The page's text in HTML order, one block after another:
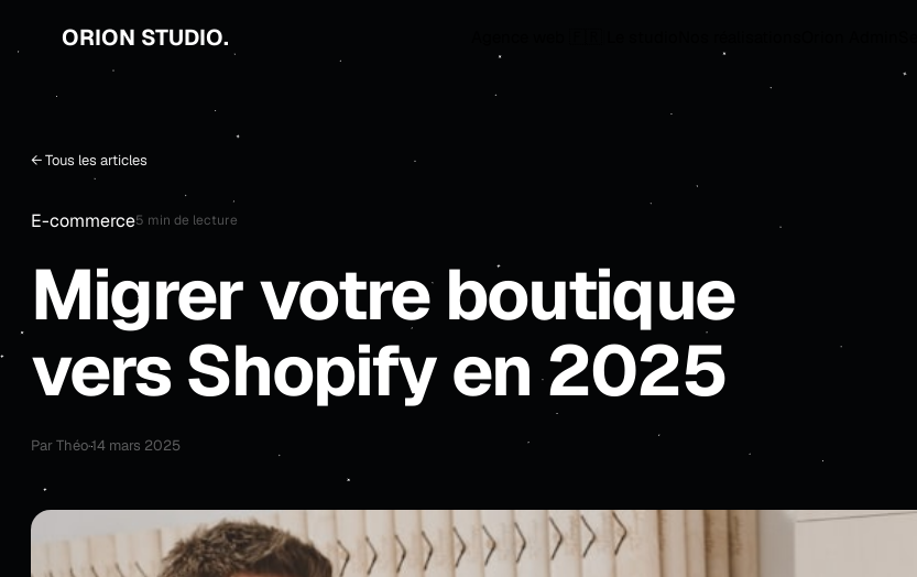
ORION STUDIO.
← Tous les articles
E-commerce5 min de lecture
Migrer votre boutique
vers Shopify en 2025
ParThéo·14 mars 2025